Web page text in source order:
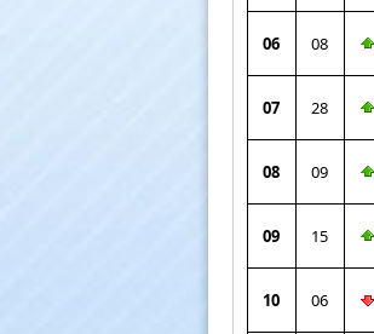
06 08
07 28
08 09
09 15
10 06